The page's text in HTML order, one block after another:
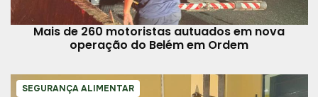
Mais de 260 motoristas autuados em nova
operação do Belém em Ordem
SEGURANÇA ALIMENTAR